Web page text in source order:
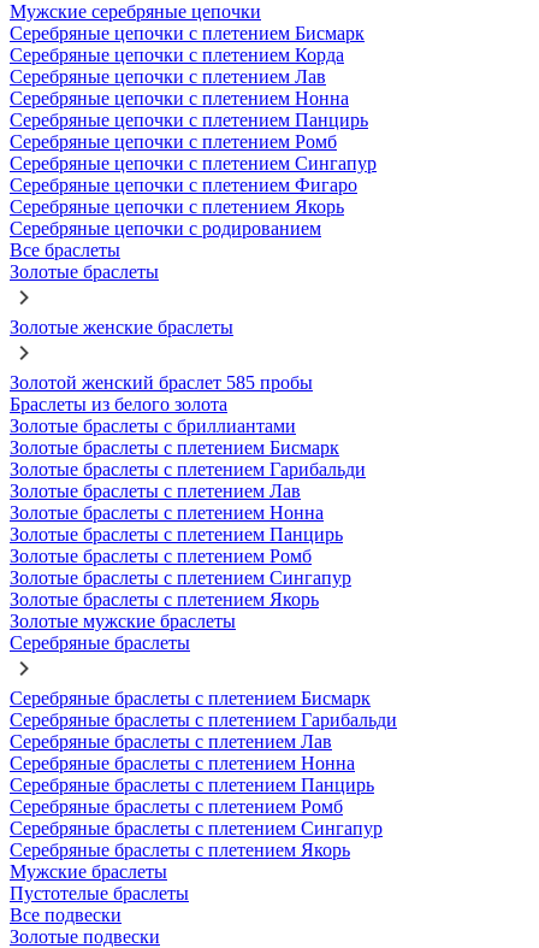
Мужские серебряные цепочки
Серебряные цепочки с плетением Бисмарк
Серебряные цепочки с плетением Корда
Серебряные цепочки с плетением Лав
Серебряные цепочки с плетением Нонна
Серебряные цепочки с плетением Панцирь
Серебряные цепочки с плетением Ромб
Серебряные цепочки с плетением Сингапур
Серебряные цепочки с плетением Фигаро
Серебряные цепочки с плетением Якорь
Серебряные цепочки с родированием
Все браслеты
Золотые браслеты
Золотые женские браслеты
Золотой женский браслет 585 пробы
Браслеты из белого золота
Золотые браслеты с бриллиантами
Золотые браслеты с плетением Бисмарк
Золотые браслеты с плетением Гарибальди
Золотые браслеты с плетением Лав
Золотые браслеты с плетением Нонна
Золотые браслеты с плетением Панцирь
Золотые браслеты с плетением Ромб
Золотые браслеты с плетением Сингапур
Золотые браслеты с плетением Якорь
Золотые мужские браслеты
Серебряные браслеты
Серебряные браслеты с плетением Бисмарк
Серебряные браслеты с плетением Гарибальди
Серебряные браслеты с плетением Лав
Серебряные браслеты с плетением Нонна
Серебряные браслеты с плетением Панцирь
Серебряные браслеты с плетением Ромб
Серебряные браслеты с плетением Сингапур
Серебряные браслеты с плетением Якорь
Мужские браслеты
Пустотелые браслеты
Все подвески
Золотые подвески